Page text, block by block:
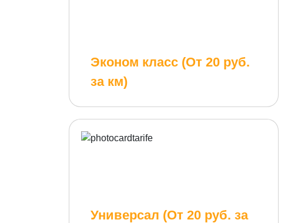
Эконом класс (От 20 руб.
за км)
Универсал (От 20 руб. за